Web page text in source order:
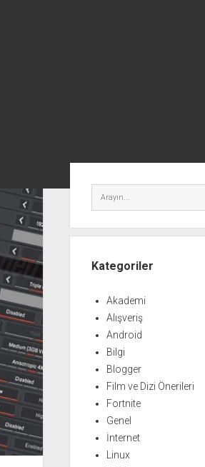
Menü
Kategoriler
Akademi
Alışveriş
Android
Bilgi
Blogger
Film ve Dizi Önerileri
Fortnite
Genel
İnternet
Linux